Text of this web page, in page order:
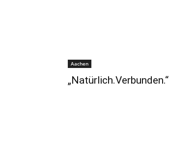
Aachen
„Natürlich.Verbunden.“